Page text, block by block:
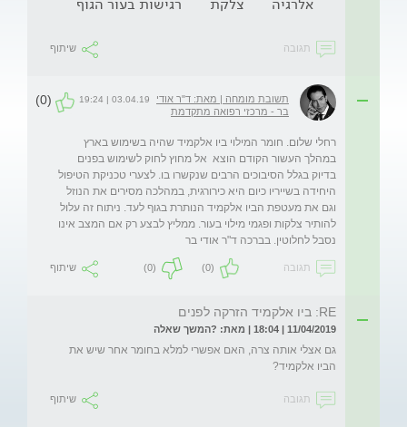
אלרגיה צלקת רגישות בעור הגוף
תגובה שיתוף
תשובת מומחה | מאת: ד"ר אודי
בר - מרכזי רפואה מתקדמת
03.04.19 | 19:24
(0)
רחלי שלום. חומר המילוי ביו אלקמיד שהיה בשימוש בארץ
במהלך העשור הקודם הוצא  אל מחוץ לחוק לשימוש בפנים
בדיוק בגלל הסיבוכים הרבים שנקשרו בו. לצערי טכניקת הטיפול
היחידה בשייריו כיום היא כירורגית, במהלכה מסירים את הנוזל
וגם את מעטפת הביו אלקמיד הנותרת בגוף לעד. ניתוח זה עלול
להותיר צלקות ופגמי מילוי בעור. ממליץ לבצע רק אם המצב אינו
נסבל לחלוטין. בברכה ד"ר אודי בר
תגובה (0)
(0) שיתוף
RE: ביו אלקמיד הזרקה לפנים
11/04/2019 | 18:04 | מאת: ?המשך שאלה
גם אצלי אותה צרה, האם אפשרי למלא בחומר אחר שיש את
הביו אלקמיד?
תגובה שיתוף